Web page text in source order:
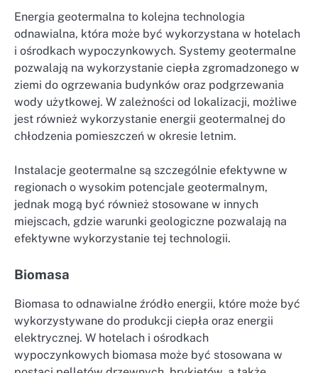
Energia geotermalna to kolejna technologia
odnawialna, która może być wykorzystana w hotelach
i ośrodkach wypoczynkowych. Systemy geotermalne
pozwalają na wykorzystanie ciepła zgromadzonego w
ziemi do ogrzewania budynków oraz podgrzewania
wody użytkowej. W zależności od lokalizacji, możliwe
jest również wykorzystanie energii geotermalnej do
chłodzenia pomieszczeń w okresie letnim.
Instalacje geotermalne są szczególnie efektywne w
regionach o wysokim potencjale geotermalnym,
jednak mogą być również stosowane w innych
miejscach, gdzie warunki geologiczne pozwalają na
efektywne wykorzystanie tej technologii.
Biomasa
Biomasa to odnawialne źródło energii, które może być
wykorzystywane do produkcji ciepła oraz energii
elektrycznej. W hotelach i ośrodkach
wypoczynkowych biomasa może być stosowana w